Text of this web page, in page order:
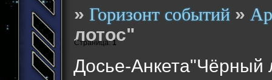
»Горизонт событий »
лотос"
Досье-Анкета"Чёрный
Страница:1